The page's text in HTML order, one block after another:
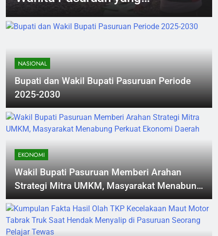
Pasuruan, Wali Kota Ajak
Lestarikan Budaya dan
NASIONAL
Bupati dan Wakil Bupati Pasuruan Periode
2025-2030
EKONOMI
Wakil Bupati Pasuruan Memberi Arahan
Strategi Mitra UMKM, Masyarakat Menabung
Perkuat Ekonomi Daerah